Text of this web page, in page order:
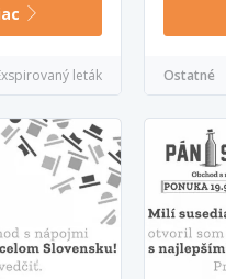
leták Ostatné